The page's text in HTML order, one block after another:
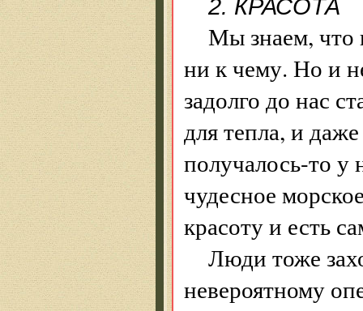
2. КРАСОТА
Мы знаем, что
ни к чему. Но и
задолго до нас
для тепла, и
получалось-то
чудесное
красоту и есть
Люди тоже
невероятному